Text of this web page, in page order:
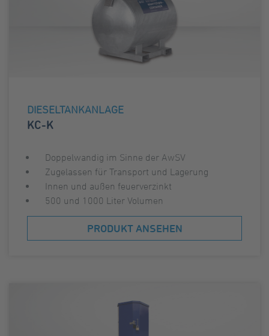
DIESELTANKANLAGE
KC-K
Doppelwandig im Sinne der AwSV
Zugelassen für Transport und Lagerung
Innen und außen feuerverzinkt
500 und 1000 Liter Volumen
PRODUKT ANSEHEN